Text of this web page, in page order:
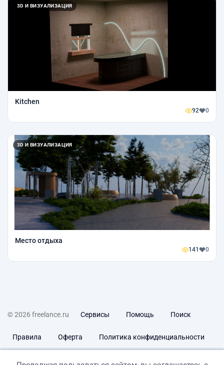
3D И ВИЗУАЛИЗАЦИЯ
Kitchen
92 0
3D И ВИЗУАЛИЗАЦИЯ
Место отдыха
141 0
© 2026 freelance.ru Сервисы Помощь Поиск
Правила Оферта Политика конфиденциальности